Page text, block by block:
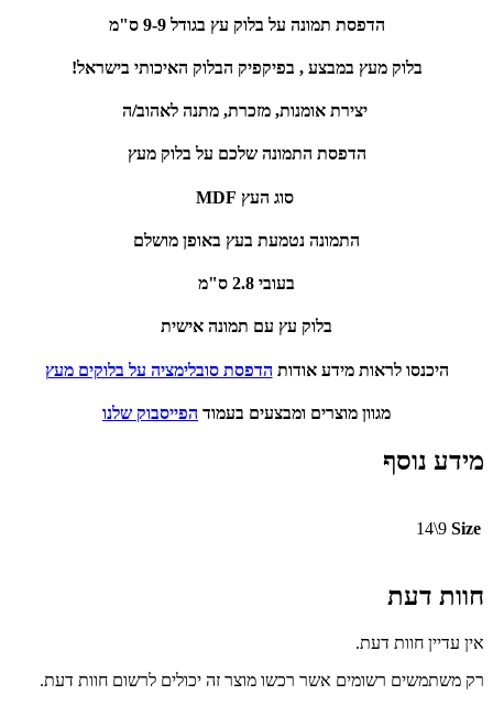
הדפסת תמונה על בלוק עץ בגודל 9-9 ס"מ
בלוק מעץ במבצע , בפיקפיק הבלוק האיכותי בישראל!
יצירת אומנות, מזכרת, מתנה לאהוב/ה
הדפסת התמונה שלכם על בלוק מעץ
סוג העץ MDF
התמונה נטמעת בעץ באופן מושלם
בעובי 2.8 ס"מ
בלוק עץ עם תמונה אישית
היכנסו לראות מידע אודות הדפסת סובלימציה על בלוקים מעץ
מגוון מוצרים ומבצעים בעמוד הפייסבוק שלנו
מידע נוסף
Size
9\14
חוות דעת
אין עדיין חוות דעת.
רק משתמשים רשומים אשר רכשו מוצר זה יכולים לרשום חוות דעת.